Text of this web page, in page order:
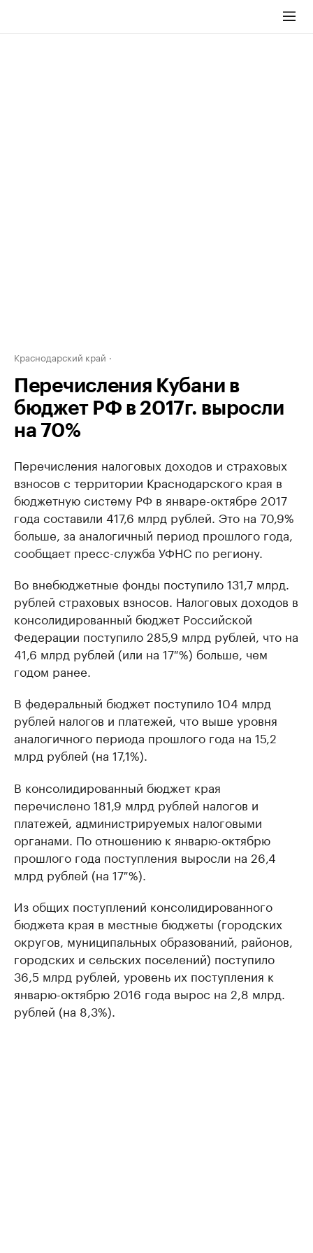
Краснодарский край
Перечисления Кубани в
бюджет РФ в 2017г. выросли
на 70%
Перечисления налоговых доходов и страховых
взносов с территории Краснодарского края в
бюджетную систему РФ в январе-октябре 2017
года составили 417,6 млрд рублей. Это на 70,9%
больше, за аналогичный период прошлого года,
сообщает пресс-служба УФНС по региону.
Во внебюджетные фонды поступило 131,7 млрд.
рублей страховых взносов. Налоговых доходов в
консолидированный бюджет Российской
Федерации поступило 285,9 млрд рублей, что на
41,6 млрд рублей (или на 17 %) больше, чем
годом ранее.
В федеральный бюджет поступило 104 млрд
рублей налогов и платежей, что выше уровня
аналогичного периода прошлого года на 15,2
млрд рублей (на 17,1%).
В консолидированный бюджет края
перечислено 181,9 млрд рублей налогов и
платежей, администрируемых налоговыми
органами. По отношению к январю-октябрю
прошлого года поступления выросли на 26,4
млрд рублей (на 17 %).
Из общих поступлений консолидированного
бюджета края в местные бюджеты (городских
округов, муниципальных образований, районов,
городских и сельских поселений) поступило
36,5 млрд рублей, уровень их поступления к
январю-октябрю 2016 года вырос на 2,8 млрд.
рублей (на 8,3%).